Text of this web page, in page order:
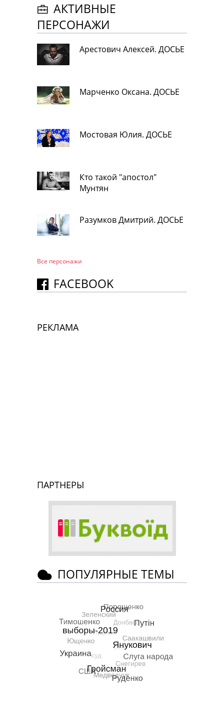
АКТИВНЫЕ
ПЕРСОНАЖИ
Арестович Алексей. ДОСЬЕ
Марченко Оксана. ДОСЬЕ
Мостовая Юлия. ДОСЬЕ
Кто такой "апостол"
Мунтян
Разумков Дмитрий. ДОСЬЕ
Все персонажи
FACEBOOK
РЕКЛАМА
ПАРТНЕРЫ
ПОПУЛЯРНЫЕ ТЕМЫ